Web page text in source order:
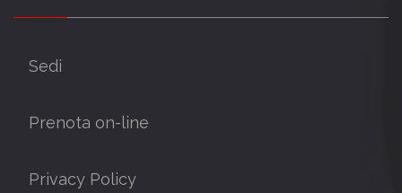
Sedi
Prenota on-line
Privacy Policy